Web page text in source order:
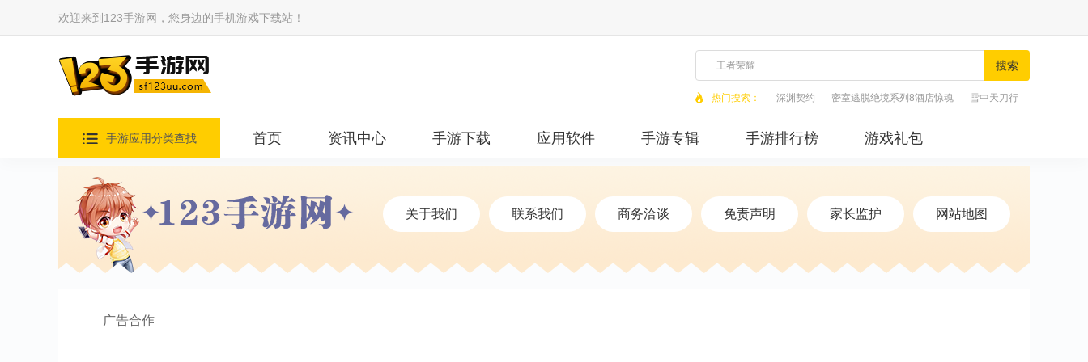
欢迎来到123手游网，您身边的手机游戏下载站！
搜索
热门搜索： 深渊契约 密室逃脱绝境系列8酒店惊魂 雪中天刀行
手游应用分类查找 首页 资讯中心 手游下载 应用软件 手游专辑 手游排行榜 游戏礼包
关于我们 联系我们 商务洽谈 免责声明 家长监护 网站地图
广告合作